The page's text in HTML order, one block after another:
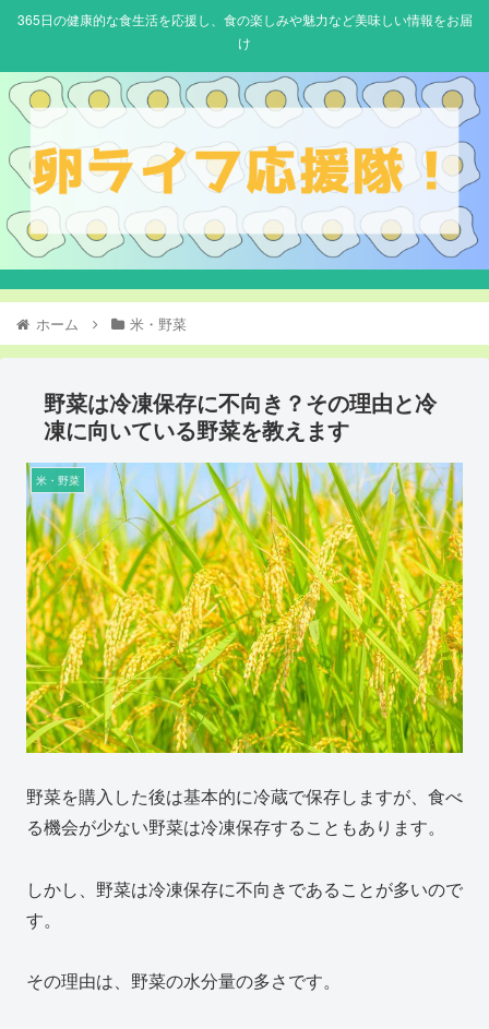
365日の健康的な食生活を応援し、食の楽しみや魅力など美味しい情報をお届
け
ホーム 米・野菜
野菜は冷凍保存に不向き？その理由と冷
凍に向いている野菜を教えます
米・野菜
野菜を購入した後は基本的に冷蔵で保存しますが、食べ
る機会が少ない野菜は冷凍保存することもあります。
しかし、野菜は冷凍保存に不向きであることが多いので
す。
その理由は、野菜の水分量の多さです。